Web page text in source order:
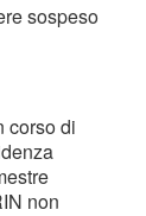
sospeso
corso di
non